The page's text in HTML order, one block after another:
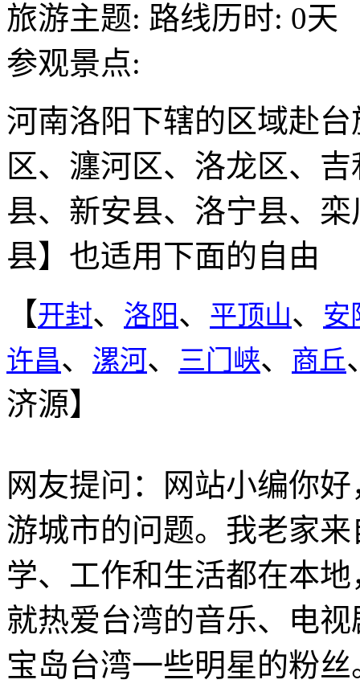
旅游主题: 路线历时: 0天
参观景点:
河南洛阳下辖的区域赴
区、瀍河区、洛龙区、
县、新安县、洛宁县、
县】也适用下面的自由
【开封、 洛阳、 平顶山、
安
许昌、 漯河、 三门峡、 商丘
济源】
网友提问：网站小编你
游城市的问题。我老家
学、工作和生活都在本
就热爱台湾的音乐、电
宝岛台湾一些明星的粉